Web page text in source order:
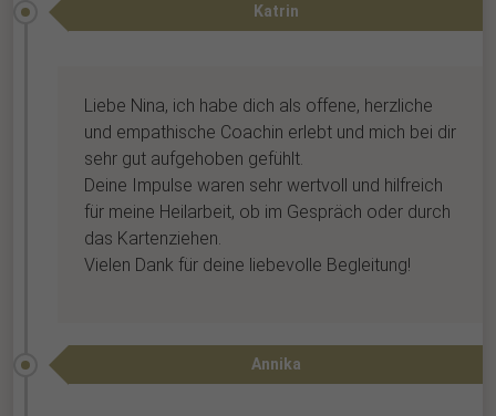
Katrin
Liebe Nina, ich habe dich als offene, herzliche
und empathische Coachin erlebt und mich bei dir
sehr gut aufgehoben gefühlt.
Deine Impulse waren sehr wertvoll und hilfreich
für meine Heilarbeit, ob im Gespräch oder durch
das Kartenziehen.
Vielen Dank für deine liebevolle Begleitung!
Annika